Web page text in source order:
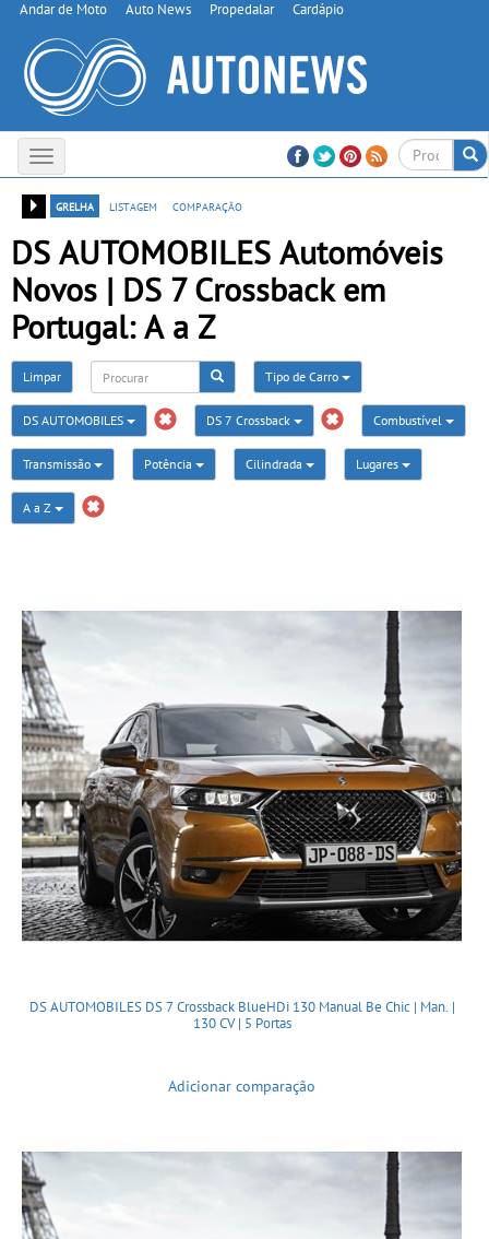
Andar de Moto Auto News Propedalar Cardápio
Toggle
navigation
grelha
listagem comparação
DS AUTOMOBILES Automóveis
Novos | DS 7 Crossback em
Portugal: A a Z
Limpar Tipo de Carro
DS AUTOMOBILES DS 7 Crossback Combustível
Transmissão Potência Cilindrada Lugares
A a Z
DS AUTOMOBILES DS 7 Crossback BlueHDi 130 Manual Be Chic | Man. |
130 CV | 5 Portas
Adicionar comparação